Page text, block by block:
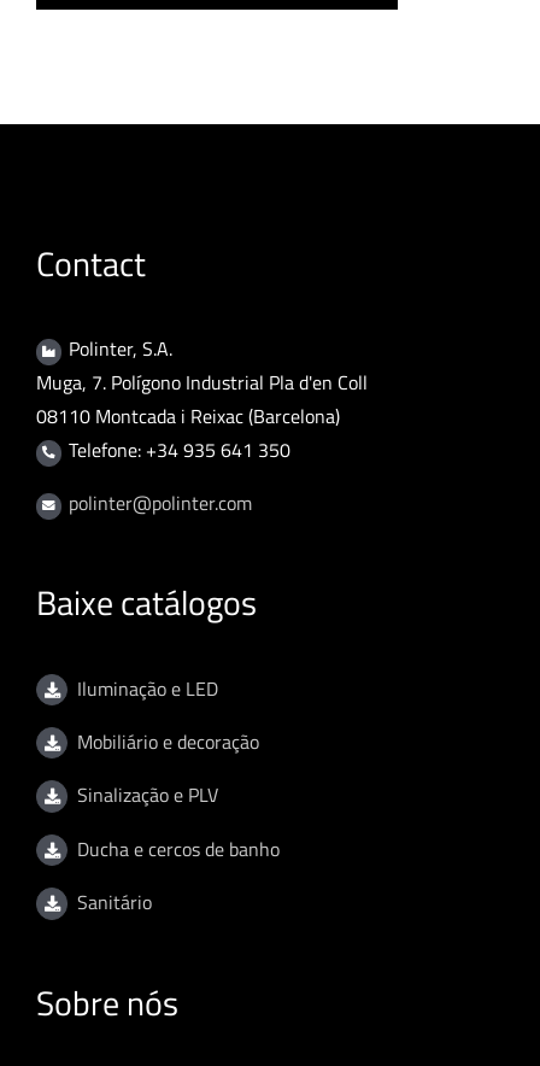
Contact
Polinter, S.A.
Muga, 7. Polígono Industrial Pla d'en Coll
08110 Montcada i Reixac (Barcelona)
Telefone: +34 935 641 350
polinter@polinter.com
Baixe catálogos
Iluminação e LED
Mobiliário e decoração
Sinalização e PLV
Ducha e cercos de banho
Sanitário
Sobre nós